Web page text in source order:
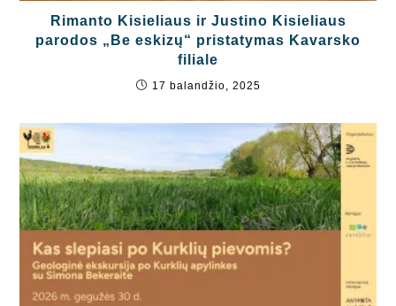
Rimanto Kisieliaus ir Justino Kisieliaus
parodos „Be eskizų“ pristatymas Kavarsko
filiale
17 balandžio, 2025